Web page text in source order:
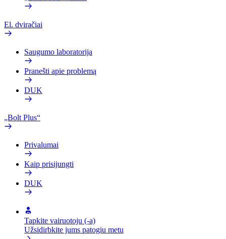
El. dviračiai
Saugumo laboratorija
Pranešti apie problemą
DUK
„Bolt Plus“
Privalumai
Kaip prisijungti
DUK
Tapkite vairuotoju (-a)
Užsidirbkite jums patogiu metu